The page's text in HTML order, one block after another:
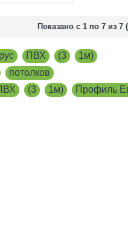
Показано с 1 по 7 из 7
ПВХ (3 1м)
потолков
(3 1м)
Профиль